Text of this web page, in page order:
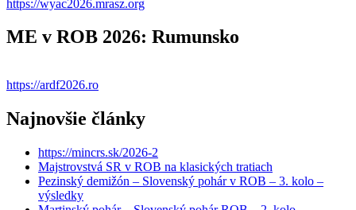
https://wyac2026.mrasz.org
ME v ROB 2026: Rumunsko
https://ardf2026.ro
Najnovšie články
https://mincrs.sk/2026-2
Majstrovstvá SR v ROB na klasických tratiach
Pezinský demižón – Slovenský pohár v ROB – 3. kolo –
výsledky